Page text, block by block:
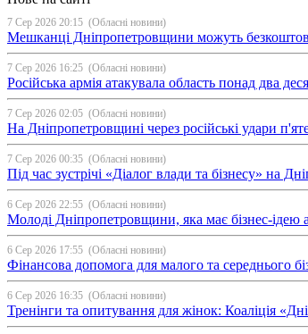
7 Сер 2026 20:15 (Обласні новини)
Мешканці Дніпропетровщини можуть
7 Сер 2026 16:25 (Обласні новини)
Російська армія атакувала область понад два
7 Сер 2026 02:05 (Обласні новини)
На Дніпропетровщині через російські удари
7 Сер 2026 00:35 (Обласні новини)
Під час зустрічі «Діалог влади та бізнесу» на
6 Сер 2026 22:55 (Обласні новини)
Молоді Дніпропетровщини, яка має бізнес-
6 Сер 2026 17:55 (Обласні новини)
Фінансова допомога для малого та середнього
6 Сер 2026 16:35 (Обласні новини)
Тренінги та опитування для жінок: Коаліція